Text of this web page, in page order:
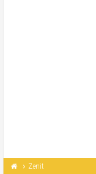
Zenit